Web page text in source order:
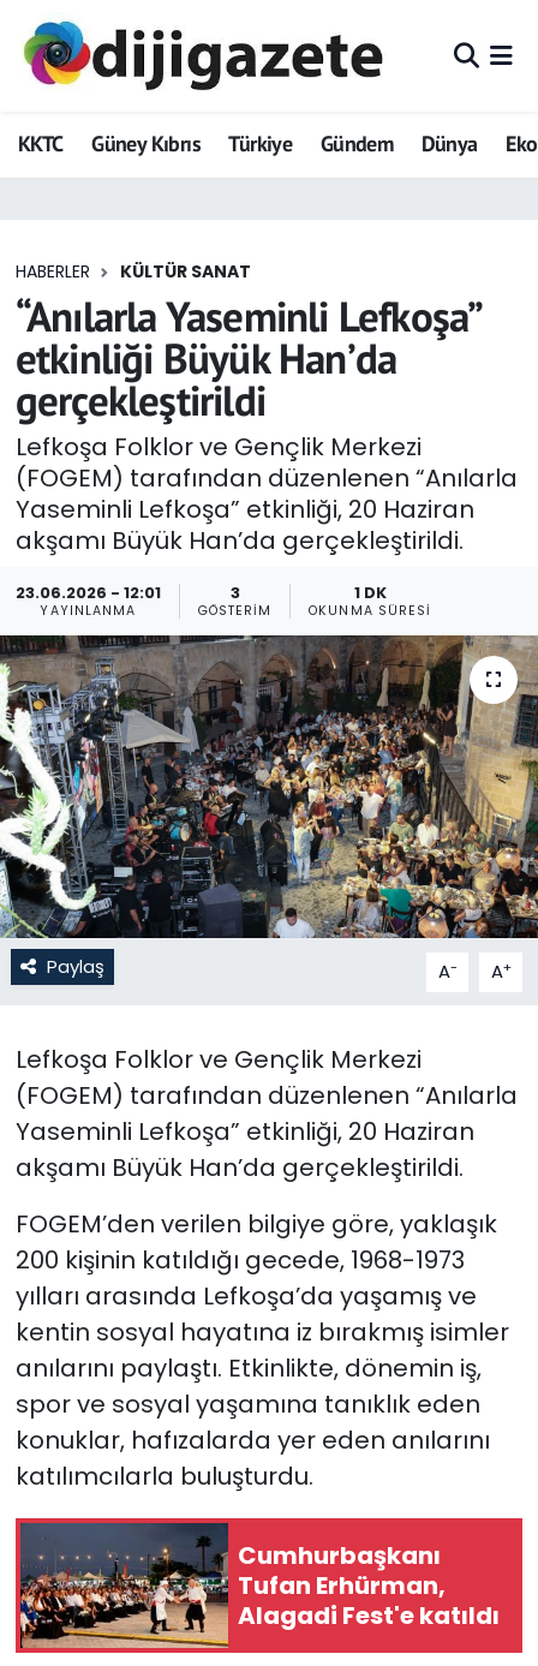
KKTC Güney Kıbrıs Türkiye Gündem Dünya
HABERLER KÜLTÜR SANAT
“Anılarla Yaseminli Lefkoşa”
etkinliği Büyük Han’da
gerçekleştirildi
Lefkoşa Folklor ve Gençlik Merkezi
(FOGEM) tarafından düzenlenen “Anılarla
Yaseminli Lefkoşa” etkinliği, 20 Haziran
akşamı Büyük Han’da gerçekleştirildi.
23.06.2026 - 12:01
YAYINLANMA
3
GÖSTERIM
1 DK
OKUNMA SÜRESI
Paylaş A- A+
Lefkoşa Folklor ve Gençlik Merkezi
(FOGEM) tarafından düzenlenen “Anılarla
Yaseminli Lefkoşa” etkinliği, 20 Haziran
akşamı Büyük Han’da gerçekleştirildi.
FOGEM’den verilen bilgiye göre, yaklaşık
200 kişinin katıldığı gecede, 1968-1973
yılları arasında Lefkoşa’da yaşamış ve
kentin sosyal hayatına iz bırakmış isimler
anılarını paylaştı. Etkinlikte, dönemin iş,
spor ve sosyal yaşamına tanıklık eden
konuklar, hafızalarda yer eden anılarını
katılımcılarla buluşturdu.
Cumhurbaşkanı
Tufan Erhürman,
Alagadi Fest'e katıldı
ADVERTORIAL
Dijigazete
Eğitim
Ekonomi
Foto Galeri
GEZİ
Güncel
Gündem
KKTC
KKTC YEREL SEÇİM 2018
Kültür Sanat
Magazin
Moda
Nöbetçi Eczaneler
Politika
SAĞLIK
Teknoloji
TÜRKiYE
Video Galeri
YAŞAM
Hava Durumu
Trafik Durumu
Tüm Manşetler
Son Dakika Haberleri
Haber Arşivi